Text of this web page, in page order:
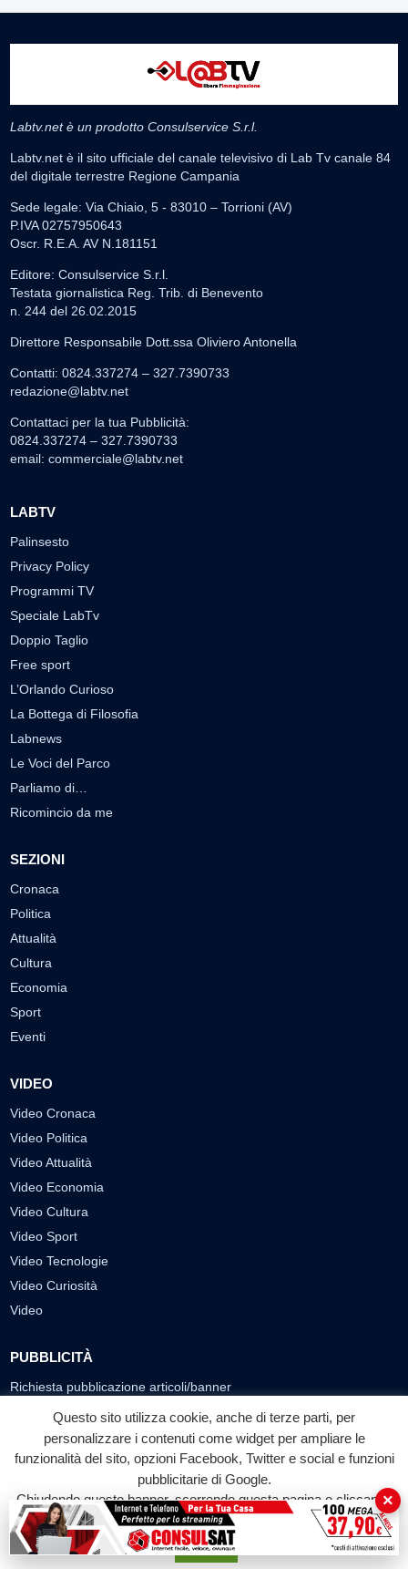
Labtv.net è un prodotto Consulservice S.r.l.
Labtv.net è il sito ufficiale del canale televisivo di Lab Tv canale 84
del digitale terrestre Regione Campania
Sede legale: Via Chiaio, 5 - 83010 – Torrioni (AV)
P.IVA 02757950643
Oscr. R.E.A. AV N.181151
Editore: Consulservice S.r.l.
Testata giornalistica Reg. Trib. di Benevento
n. 244 del 26.02.2015
Direttore Responsabile Dott.ssa Oliviero Antonella
Contatti: 0824.337274 – 327.7390733
redazione@labtv.net
Contattaci per la tua Pubblicità:
0824.337274 – 327.7390733
email: commerciale@labtv.net
LABTV
Palinsesto
Privacy Policy
Programmi TV
Speciale LabTv
Doppio Taglio
Free sport
L’Orlando Curioso
La Bottega di Filosofia
Labnews
Le Voci del Parco
Parliamo di…
Ricomincio da me
SEZIONI
Cronaca
Politica
Attualità
Cultura
Economia
Sport
Eventi
VIDEO
Video Cronaca
Video Politica
Video Attualità
Video Economia
Video Cultura
Video Sport
Video Tecnologie
Video Curiosità
Video
PUBBLICITÀ
Richiesta pubblicazione articoli/banner
SEGUICI SUI SOCIAL
f
Facebook
◎ ▶
YouTube
© 2026 LABTV - Tutti i diritti riservati
Questo sito utilizza cookie, anche di terze parti, per
personalizzare i contenuti come widget per ampliare le
funzionalità del sito, opzioni Facebook, Twitter e social e funzioni
pubblicitarie di Google.
Chiudendo questo banner, scorrendo questa pagina o cliccando
su qualunque suo elemento acconsenti all'uso dei cookie.
Accetta
×